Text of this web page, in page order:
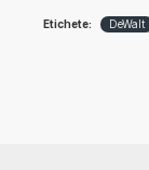
Etichete: DeWalt